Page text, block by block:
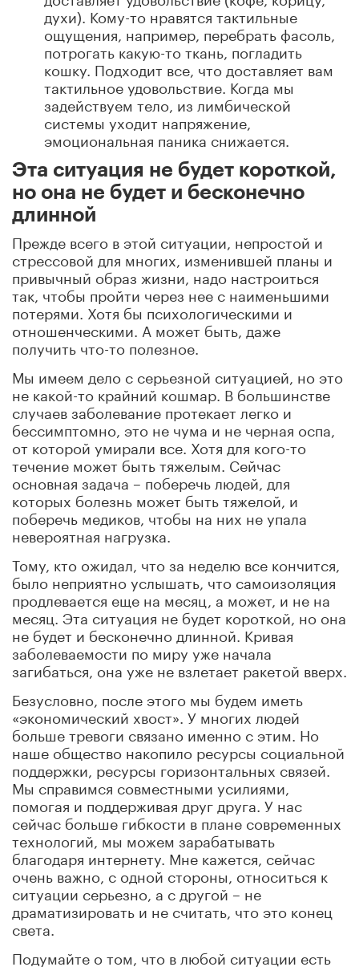
духи). Кому-то нравятся тактильные
ощущения, например, перебрать фасоль,
потрогать какую-то ткань, погладить
кошку. Подходит все, что доставляет вам
тактильное удовольствие. Когда мы
задействуем тело, из лимбической
системы уходит напряжение,
эмоциональная паника снижается.
Эта ситуация не будет короткой,
но она не будет и бесконечно
длинной
Прежде всего в этой ситуации, непростой и
стрессовой для многих, изменившей планы и
привычный образ жизни, надо настроиться
так, чтобы пройти через нее с наименьшими
потерями. Хотя бы психологическими и
отношенческими. А может быть, даже
получить что-то полезное.
Мы имеем дело с серьезной ситуацией, но это
не какой-то крайний кошмар. В большинстве
случаев заболевание протекает легко и
бессимптомно, это не чума и не черная оспа,
от которой умирали все. Хотя для кого-то
течение может быть тяжелым. Сейчас
основная задача – поберечь людей, для
которых болезнь может быть тяжелой, и
поберечь медиков, чтобы на них не упала
невероятная нагрузка.
Тому, кто ожидал, что за неделю все кончится,
было неприятно услышать, что самоизоляция
продлевается еще на месяц, а может, и не на
месяц. Эта ситуация не будет короткой, но она
не будет и бесконечно длинной. Кривая
заболеваемости по миру уже начала
загибаться, она уже не взлетает ракетой вверх.
Безусловно, после этого мы будем иметь
«экономический хвост». У многих людей
больше тревоги связано именно с этим. Но
наше общество накопило ресурсы социальной
поддержки, ресурсы горизонтальных связей.
Мы справимся совместными усилиями,
помогая и поддерживая друг друга. У нас
сейчас больше гибкости в плане современных
технологий, мы можем зарабатывать
благодаря интернету. Мне кажется, сейчас
очень важно, с одной стороны, относиться к
ситуации серьезно, а с другой – не
драматизировать и не считать, что это конец
света.
Подумайте о том, что в любой ситуации есть